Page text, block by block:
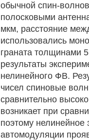
обычной спин-
полосковыми
мкм, расстояние
использовались
граната толщинами
результаты
нелинейного ФВ.
чисел спиновые
сравнительно
возникает при
поэтому нелинейное
автомодуляции